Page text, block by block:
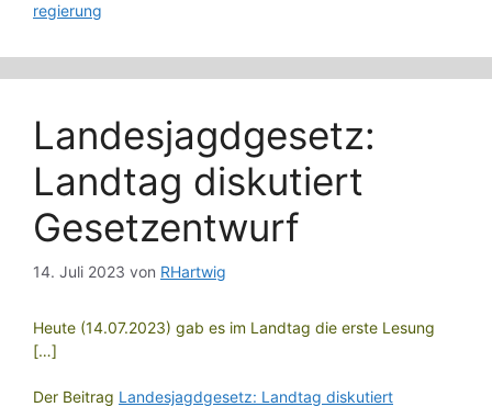
regierung
Landesjagdgesetz:
Landtag diskutiert
Gesetzentwurf
14. Juli 2023 von RHartwig
Heute (14.07.2023) gab es im Landtag die erste Lesung
[…]
Der Beitrag Landesjagdgesetz: Landtag diskutiert